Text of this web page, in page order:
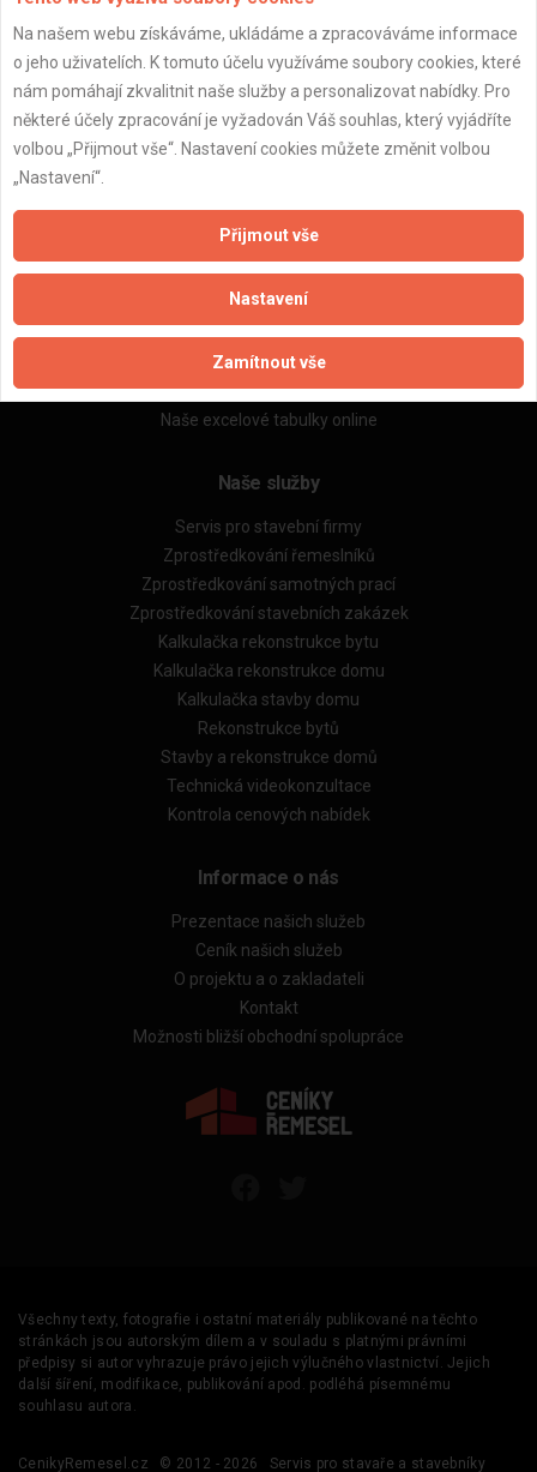
Aktualizováno z portálu ARES dne 27.02.2025 15:32:34
Naše firmy a řemeslníci
Zpracování a ochrana osobních údajů
Zásady pro používání souborů cookie
Obchodní podmínky (zprostředkování)
Obchodní podmínky (rozpočtování)
Reference
Naše excelové tabulky online
Naše služby
Servis pro stavební firmy
Zprostředkování řemeslníků
Zprostředkování samotných prací
Zprostředkování stavebních zakázek
Kalkulačka rekonstrukce bytu
Kalkulačka rekonstrukce domu
Kalkulačka stavby domu
Rekonstrukce bytů
Stavby a rekonstrukce domů
Technická videokonzultace
Kontrola cenových nabídek
Informace o nás
Prezentace našich služeb
Ceník našich služeb
O projektu a o zakladateli
Kontakt
Možnosti bližší obchodní spolupráce
Všechny texty, fotografie i ostatní materiály publikované na těchto
stránkách jsou autorským dílem a v souladu s platnými právními
předpisy si autor vyhrazuje právo jejich výlučného vlastnictví. Jejich
další šíření, modifikace, publikování apod. podléhá písemnému
souhlasu autora.
CenikyRemesel.cz © 2012 - 2026 Servis pro stavaře a stavebníky
Na našem webu získáváme, ukládáme a zpracováváme informace
o jeho uživatelích. K tomuto účelu využíváme soubory cookies, které
nám pomáhají zkvalitnit naše služby a personalizovat nabídky. Pro
některé účely zpracování je vyžadován Váš souhlas, který vyjádříte
volbou „Přijmout vše“. Nastavení cookies můžete změnit volbou
„Nastavení“.
Přijmout vše
Nastavení
Zamítnout vše